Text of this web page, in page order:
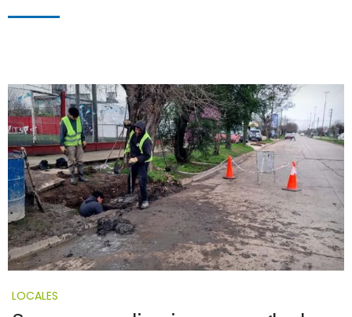
LOCALES